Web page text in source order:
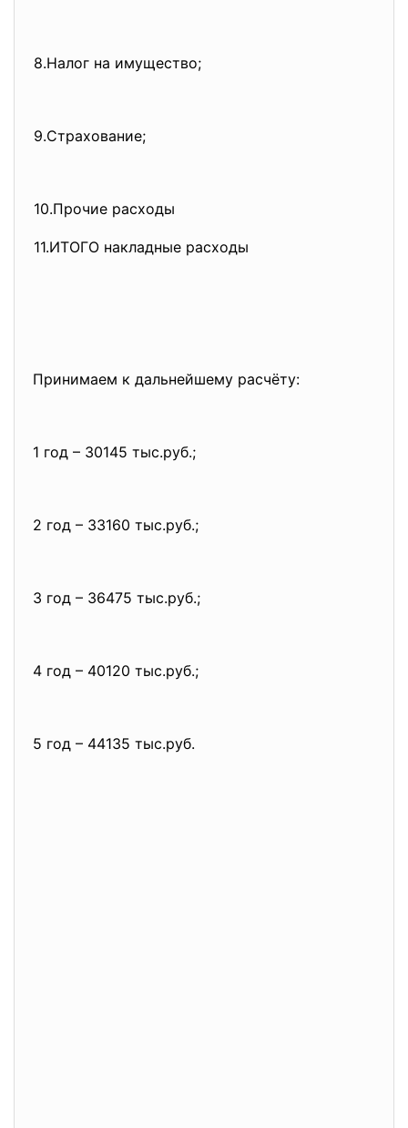
8.Налог на имущество;
9.Страхование;
10.Прочие расходы
11.ИТОГО накладные расходы
Принимаем к дальнейшему расчёту:
1 год – 30145 тыс.руб.;
2 год – 33160 тыс.руб.;
3 год – 36475 тыс.руб.;
4 год – 40120 тыс.руб.;
5 год – 44135 тыс.руб.